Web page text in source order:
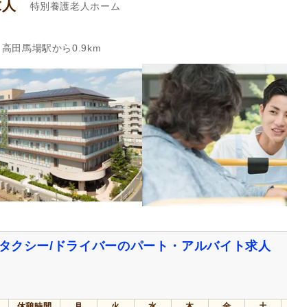
特別養護老人ホーム
田馬場駅から0.9km
クシー/ドライバーのパート・アルバイト求人